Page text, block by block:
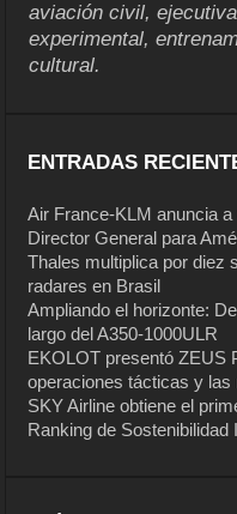
aviación civil,
experimental,
cultural.
ENTRADAS
Air France-KLM anuncia
Director General para
Thales multiplica por diez
radares en Brasil
Ampliando el horizonte:
largo del A350-1000ULR
EKOLOT presentó ZEUS
operaciones tácticas y
SKY Airline obtiene el
Ranking de Sostenibilidad